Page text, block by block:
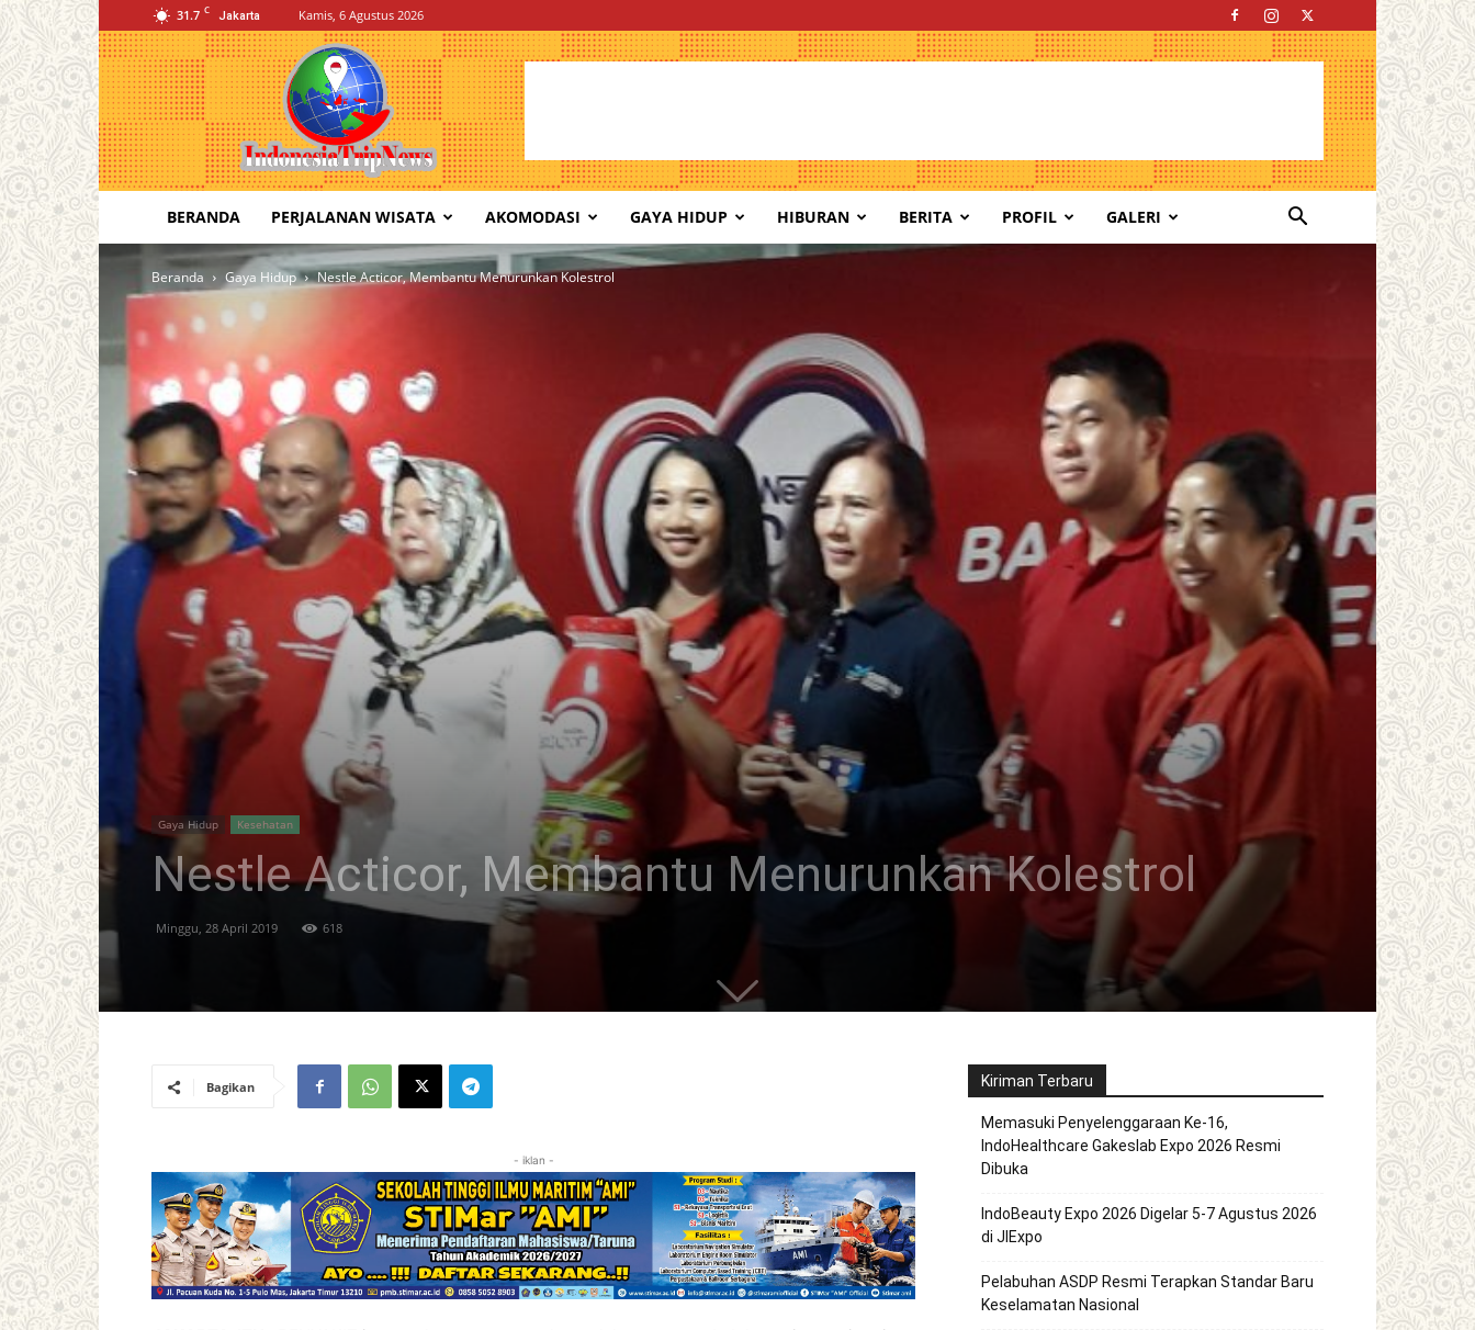
31.7 C Jakarta Kamis, 6 Agustus 2026
Indonesia
Trip
News
BERANDA PERJALANAN WISATA AKOMODASI GAYA HIDUP HIBURAN BERITA PROFIL GALERI
Beranda Gaya Hidup Nestle Acticor, Membantu Menurunkan Kolestrol
Gaya Hidup Kesehatan
Nestle Acticor, Membantu Menurunkan Kolestrol
Minggu, 28 April 2019 618
Bagikan
- iklan -
Kiriman Terbaru
Memasuki Penyelenggaraan Ke-16,
IndoHealthcare Gakeslab Expo 2026 Resmi
Dibuka
IndoBeauty Expo 2026 Digelar 5-7 Agustus 2026
di JIExpo
Pelabuhan ASDP Resmi Terapkan Standar Baru
Keselamatan Nasional